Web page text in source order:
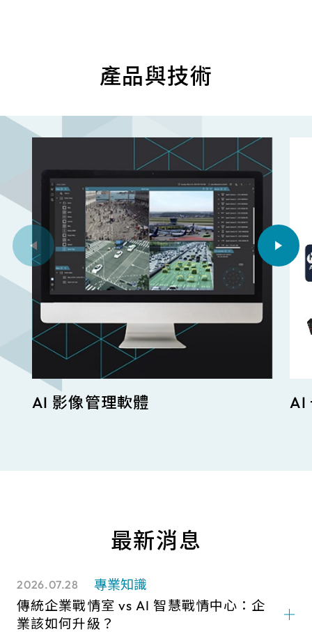
產品與技術
AI 影像管理軟體 AI
最新消息
2026.07.28
專業知識
傳統企業戰情室 vs AI 智慧戰情中心：企
業該如何升級？